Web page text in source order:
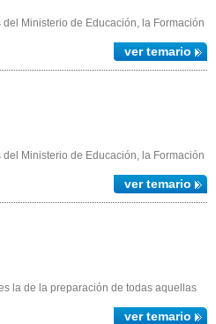
Ministerio de Educación, la Formación
ver temario
Ministerio de Educación, la Formación
ver temario
la de la preparación de todas aquellas
ver temario